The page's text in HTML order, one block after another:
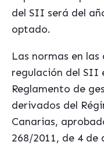
del SII será del
optado.
Las normas en
regulación del SII
Reglamento de
derivados del
Canarias,
268/2011, de 4 de